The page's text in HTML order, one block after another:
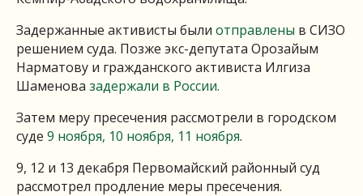
Задержанные активисты были отправлены в СИЗО
решением суда. Позже экс-депутата Орозайым
Нарматову и гражданского активиста Илгиза
Шаменова задержали в России.
Затем меру пресечения рассмотрели в городском
суде 9 ноября, 10 ноября, 11 ноября.
9, 12 и 13 декабря Первомайский районный суд
рассмотрел продление меры пресечения.